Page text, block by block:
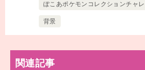
ぽこあポケモンコレクションチャレ
背景
関連記事